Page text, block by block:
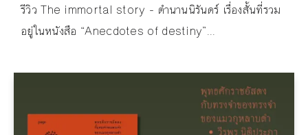
รีวิว The immortal story - ตำนานนิรันดร์ เรื่องสั้นที่รวม
อยู่ในหนังสือ “Anecdotes of destiny”...